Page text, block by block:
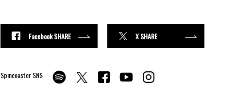
Facebook SHARE X SHARE
Spincoaster SNS